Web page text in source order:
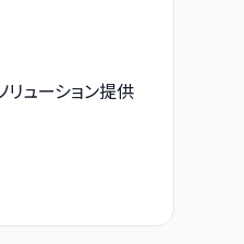
ューション提供